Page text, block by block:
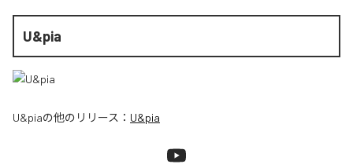
U&pia
U&piaの他のリリース： U&pia